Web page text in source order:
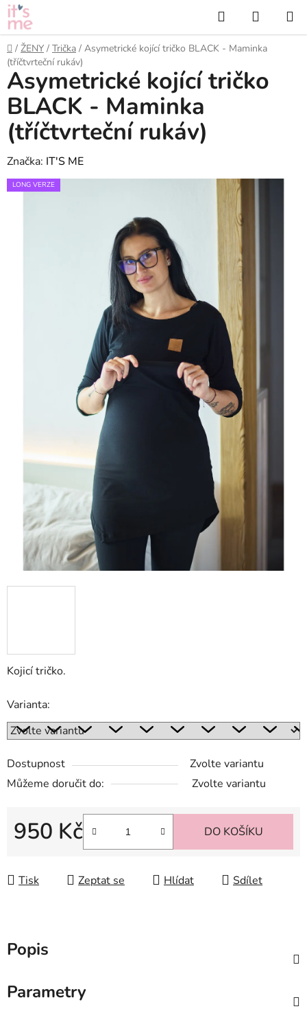
Přejít
na
obsah
Hledat
KOŠÍK
Domů
/ ŽENY / Trička / Asymetrické kojící tričko BLACK - Maminka
(tříčtvrteční rukáv)
Kojicí tričko.
Varianta:
Dostupnost
Zvolte variantu
Můžeme doručit do:
Zvolte variantu
950 Kč DO KOŠÍKU
Tisk Zeptat se Hlídat Sdílet
Asymetrické kojící tričko
BLACK - Maminka
(tříčtvrteční rukáv)
Značka: IT'S ME
LONG VERZE
Popis
Parametry